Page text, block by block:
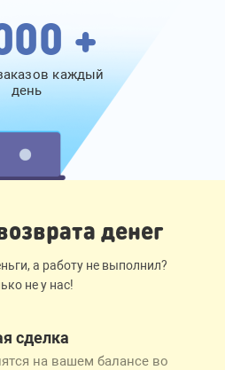
+
каждый
день
денег
а работу не выполнил?
не у нас!
сделка
на вашем балансе во